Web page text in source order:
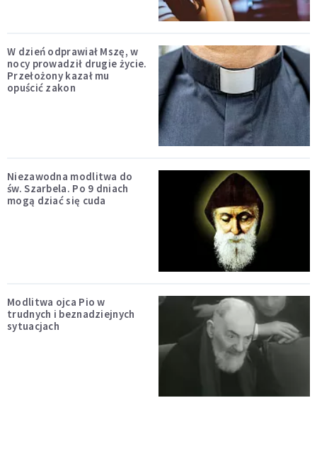
W dzień odprawiał Mszę, w
nocy prowadził drugie życie.
Przełożony kazał mu
opuścić zakon
Niezawodna modlitwa do
św. Szarbela. Po 9 dniach
mogą dziać się cuda
Modlitwa ojca Pio w
trudnych i beznadziejnych
sytuacjach